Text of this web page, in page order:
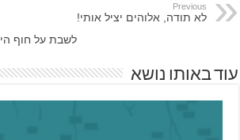
Previous
לא תודה, אלוהים יציל אותי!
לשבת על חוף
עוד באותו נושא